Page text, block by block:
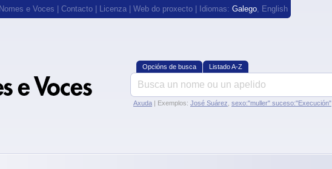
e Voces Contacto Licenza Web do proxecto | Idiomas: Galego, English
Opcións de busca Listado A-Z
Axuda | Exemplos: José Suárez sexo:"muller" suceso:"Execución"